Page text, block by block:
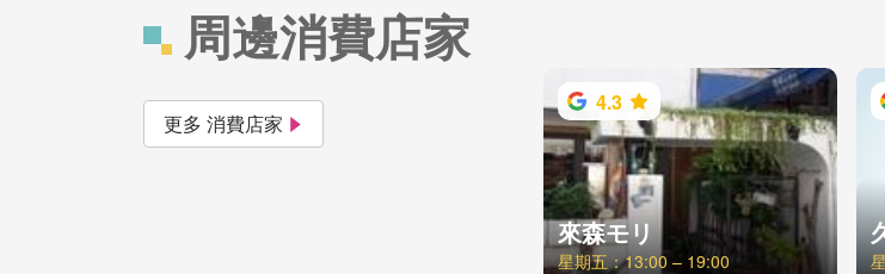
周邊消費店家
更多 消費店家
4.3
來森モリ
星期五：13:00 – 19:00